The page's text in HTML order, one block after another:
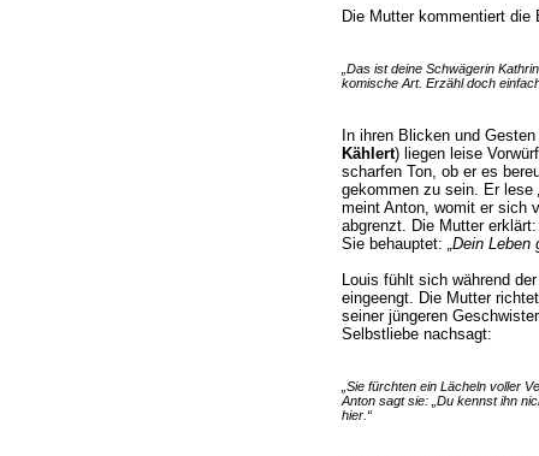
Die Mutter kommentiert die
„Das ist deine Schwägerin
komische Art. Erzähl doch
In ihren Blicken und
Kählert) liegen leise
scharfen Ton, ob er es
gekommen zu sein. Er lese
meint Anton, womit er sich
abgrenzt. Die Mutter
Sie behauptet: „Dein Leben
Louis fühlt sich während
eingeengt. Die Mutter
seiner jüngeren
Selbstliebe nachsagt:
„Sie fürchten ein Lächeln voller
Anton sagt sie: „Du kennst ihn
hier.“